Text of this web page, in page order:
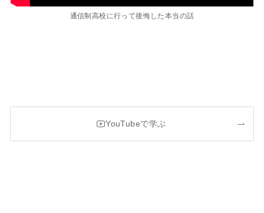
通信制高校に行って後悔した本当の話
YouTubeで学ぶ